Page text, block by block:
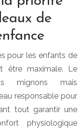
de
pour les enfants de
être maximale. Le
mignons mais
responsable pour
tout garantir une
physiologique